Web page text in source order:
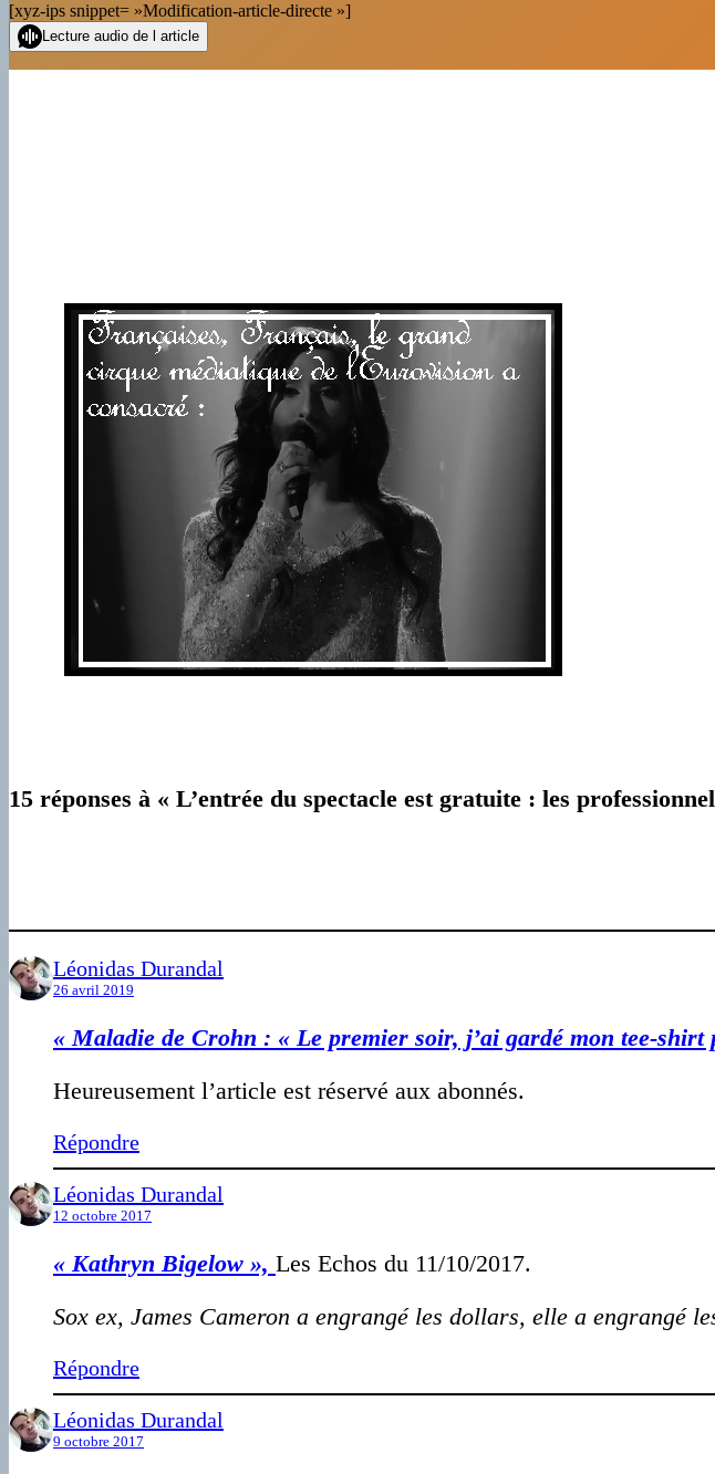
[xyz-ips snippet= »Modification-article-directe »]
Lecture audio de l article
15 réponses à « L’entrée du spectacle est gratuite : les
Léonidas Durandal
26 avril 2019
« Maladie de Crohn : « Le premier soir, j’ai gardé mon tee-shirt
Heureusement l’article est réservé aux abonnés.
Répondre
Léonidas Durandal
12 octobre 2017
« Kathryn Bigelow », Les Echos du 11/10/2017.
Sox ex, James Cameron a engrangé les dollars, elle a engrangé
Répondre
Léonidas Durandal
9 octobre 2017